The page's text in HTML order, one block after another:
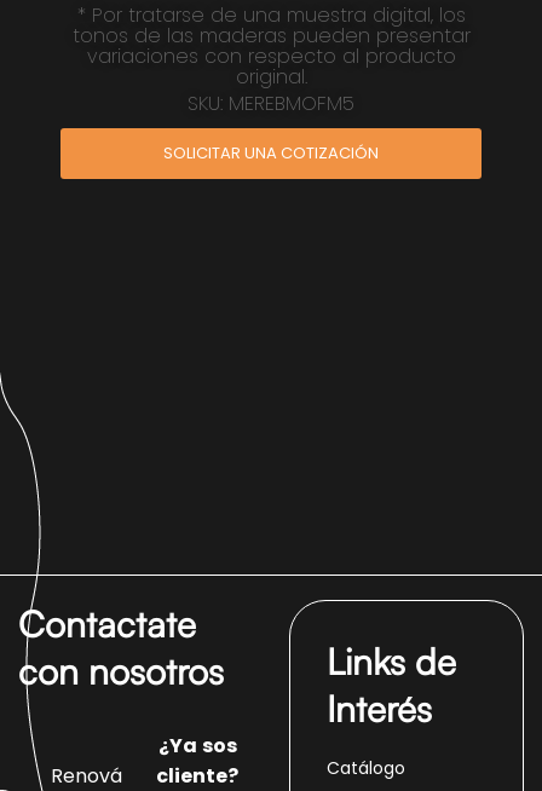
* Por tratarse de una muestra digital, los
tonos de las maderas pueden presentar
variaciones con respecto al producto
original.
SKU: MEREBMOFM5
SOLICITAR UNA COTIZACIÓN
Contactate
con nosotros
Renová
¿Ya sos
cliente?
Links de
Interés
Catálogo